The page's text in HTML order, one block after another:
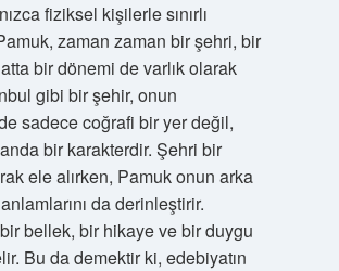
fiziksel kişilerle sınırlı
zaman zaman bir şehri, bir
bir dönemi de varlık olarak
gibi bir şehir, onun
sadece coğrafi bir yer değil,
bir karakterdir. Şehri bir
ele alırken, Pamuk onun arka
da derinleştirir.
bellek, bir hikaye ve bir duygu
Bu da demektir ki, edebiyatın